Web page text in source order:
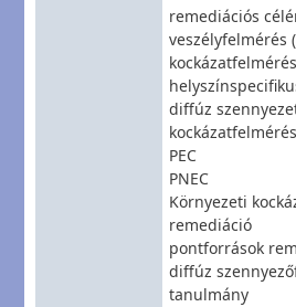
remediációs
veszélyfelmérés
diffúz
PEC
PNEC
Környezeti
remediáció
pontforrások
diffúz
tanulmány